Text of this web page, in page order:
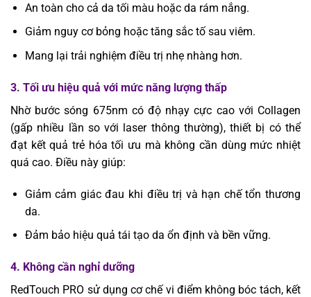
An toàn cho cả da tối màu hoặc da rám nắng.
Giảm nguy cơ bỏng hoặc tăng sắc tố sau viêm.
Mang lại trải nghiệm điều trị nhẹ nhàng hơn.
3. Tối ưu hiệu quả với mức năng lượng thấp
Nhờ bước sóng 675nm có độ nhạy cực cao với Collagen
(gấp nhiều lần so với laser thông thường), thiết bị có thể
đạt kết quả trẻ hóa tối ưu mà không cần dùng mức nhiệt
quá cao. Điều này giúp:
Giảm cảm giác đau khi điều trị và hạn chế tổn thương
da.
Đảm bảo hiệu quả tái tạo da ổn định và bền vững.
4. Không cần nghỉ dưỡng
RedTouch PRO sử dụng cơ chế vi điểm không bóc tách, kết